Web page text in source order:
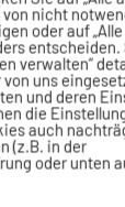
erkämpfen.
bedeutete
guten
sich in
1:02:48,14
nicht
oder auf „Alle
entscheiden.
verwalten“
uns
und deren
die
auch
(z.B. in der
oder unten